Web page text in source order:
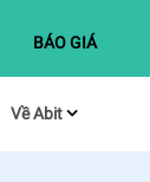
BÁO GIÁ
Về Abit